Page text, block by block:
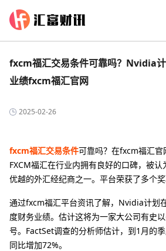
fxcm福汇交易条件可靠吗？Nvidia
业绩fxcm福汇官网
2025-02-26
fxcm福汇交易条件可靠吗？在fxcm福汇官
FXCM福汇在行业内拥有良好的口碑，被
优越的外汇经纪商之一。平台荣获了多个奖
通过fxcm福汇平台资讯了解，Nvidia计划
度财务业绩。估计这将为一家大公司有史
号。FactSet调查的分析师估计，到1月的
同比增加72%。